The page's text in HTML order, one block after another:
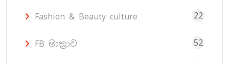
Fashion & Beauty culture 22
FB මාත්‍රාව 52